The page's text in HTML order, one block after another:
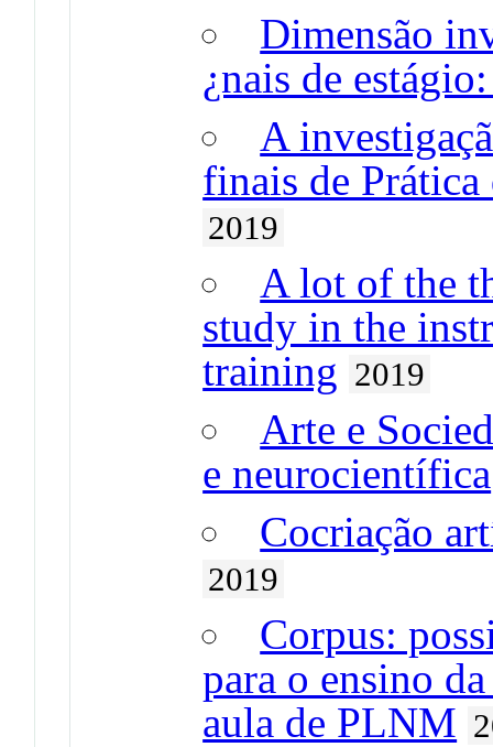
Dimensão
¿nais de
A
finais de
2019
A lot of the
study in the
training 2019
Arte e
e neurocientífica
Cocriação
2019
Corpus:
para o ensino
aula de PLNM